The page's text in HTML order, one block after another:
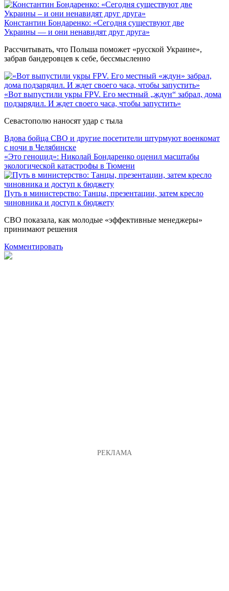
Константин Бондаренко: «Сегодня существуют две
Украины — и они ненавидят друг друга»
Рассчитывать, что Польша поможет «русской Украине»,
забрав бандеровцев к себе, бессмысленно
«Вот выпустили укры FPV. Его местный „ждун“ забрал, дома
подзарядил. И ждет своего часа, чтобы запустить»
Севастополю наносят удар с тыла
Вдова бойца СВО и другие посетители штурмуют военкомат
с ночи в Челябинске
«Это геноцид»: Николай Бондаренко оценил масштабы
экологической катастрофы в Тюмени
Путь в министерство: Танцы, презентации, затем кресло
чиновника и доступ к бюджету
СВО показала, как молодые «эффективные менеджеры»
принимают решения
Комментировать